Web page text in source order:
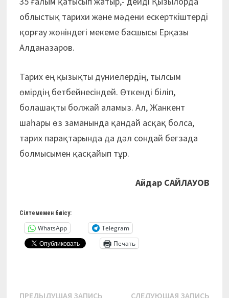
облыстық тарихи және мәдени ескерткіштерді
қорғау жөніндегі мекеме басшысы Ерқазы
Алданазаров.
Тарих ең қызықты дүниелердің, тылсым
өмірдің бетбейнесіндей. Өткенді біліп,
болашақты болжай аламыз. Ал, Жанкент
шаһары өз заманында қандай асқақ болса,
тарих парақтарында да дәл сондай бегзада
болмысымен қасқайып тұр.
Айдар САЙЛАУОВ
Сілтемемен бөлісу:
WhatsApp
Telegram
Печать
ПРЕДЫДУЩАЯ ЗАПИСЬПредыдущаяСЛЕДУЮЩАЯ ЗАПИСЬ